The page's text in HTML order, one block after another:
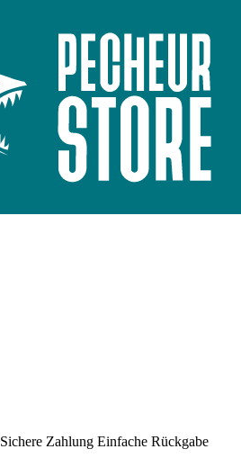
Sichere Zahlung Einfache Rückgabe